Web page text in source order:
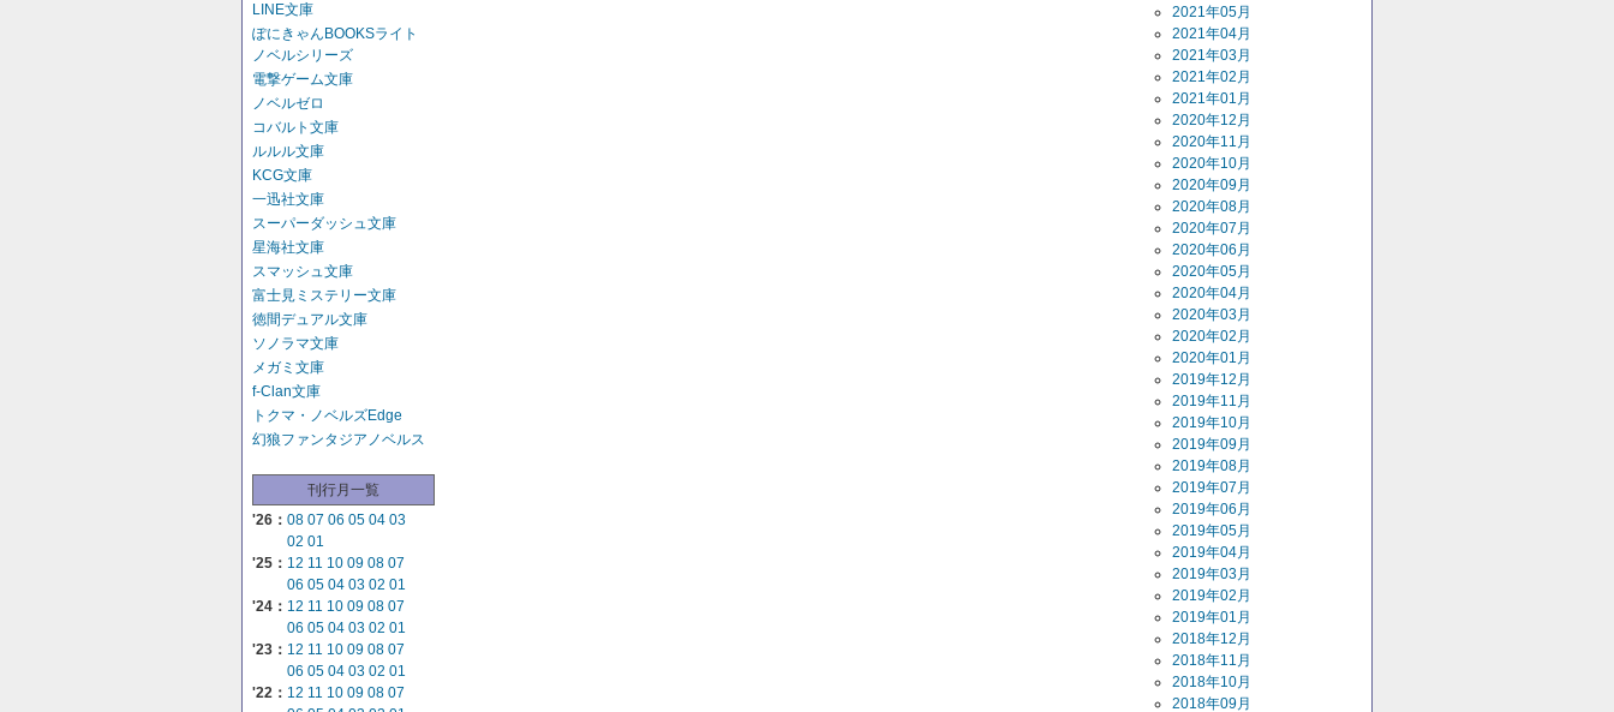
LINE文庫
ぽにきゃんBOOKSライト
ノベルシリーズ
電撃ゲーム文庫
ノベルゼロ
コバルト文庫
ルルル文庫
KCG文庫
一迅社文庫
スーパーダッシュ文庫
星海社文庫
スマッシュ文庫
富士見ミステリー文庫
徳間デュアル文庫
ソノラマ文庫
メガミ文庫
f-Clan文庫
トクマ・ノベルズEdge
幻狼ファンタジアノベルス
刊行月一覧
'26： 08 07 06 05 04 03
02 01
'25： 12 11 10 09 08 07
06 05 04 03 02 01
'24： 12 11 10 09 08 07
06 05 04 03 02 01
'23： 12 11 10 09 08 07
06 05 04 03 02 01
'22： 12 11 10 09 08 07
2021年05月
2021年04月
2021年03月
2021年02月
2021年01月
2020年12月
2020年11月
2020年10月
2020年09月
2020年08月
2020年07月
2020年06月
2020年05月
2020年04月
2020年03月
2020年02月
2020年01月
2019年12月
2019年11月
2019年10月
2019年09月
2019年08月
2019年07月
2019年06月
2019年05月
2019年04月
2019年03月
2019年02月
2019年01月
2018年12月
2018年11月
2018年10月
2018年09月